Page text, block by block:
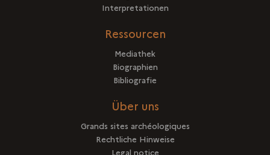
Interpretationen
Ressourcen
Mediathek
Biographien
Bibliografie
Über uns
Grands sites archéologiques
Rechtliche Hinweise
Legal notice